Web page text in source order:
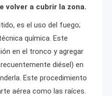
volver a cubrir la zona.
es el uso del fuego;
química. Este
en el tronco y agregar
diésel) en
Este procedimiento
aérea como las raíces.